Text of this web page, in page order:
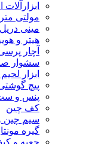
مولتی متر
مینی دریل
هیتر و
آچار
سشوار
ابزار
پیچ
پنس و ست
کف چین
سیم چین
گیره
جعبه و